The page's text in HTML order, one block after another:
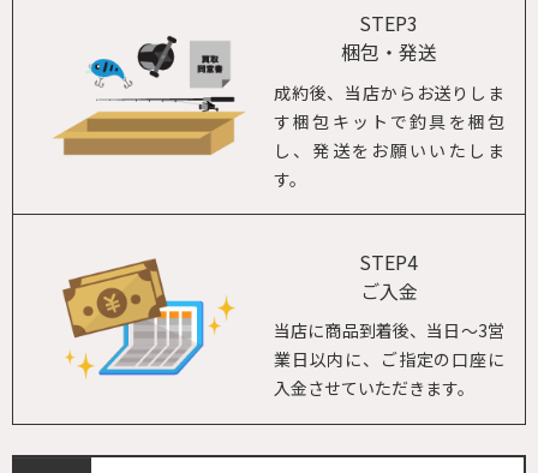
STEP3
梱包・発送
成約後、当店からお送りしま
す梱包キットで釣具を梱包
し、発送をお願いいたしま
す。
STEP4
ご入金
当店に商品到着後、当日～3営
業日以内に、ご指定の口座に
入金させていただきます。